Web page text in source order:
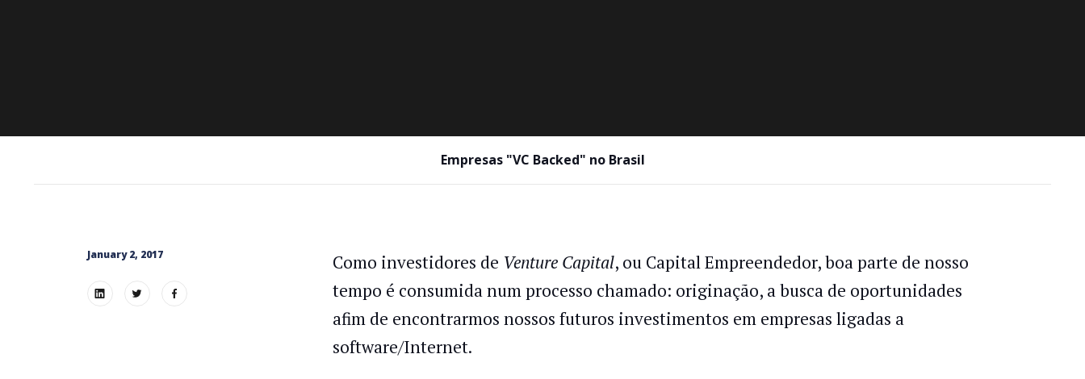
Empresas "VC Backed" no Brasil
January 2, 2017 Como investidores de Venture Capital, ou Capital Empreendedor, boa parte de nosso
tempo é consumida num processo chamado: originação, a busca de oportunidades
afim de encontrarmos nossos futuros investimentos em empresas ligadas a
software/Internet.